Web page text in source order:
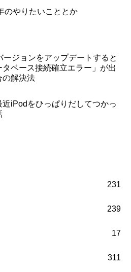
のやりたいこととか
ージョンをアップデートすると
タベース接続確立エラー」が出
の解決法
近iPodをひっぱりだしてつかっ
231
239
17
311